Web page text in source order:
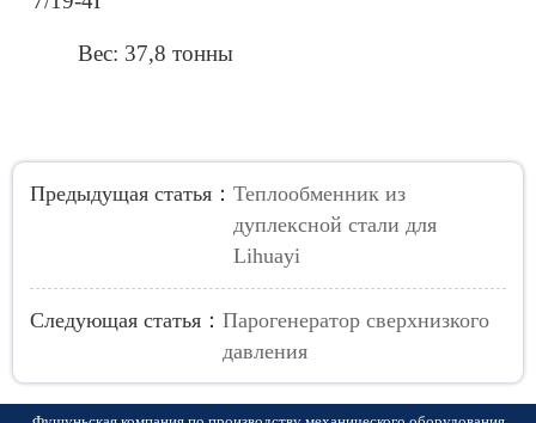
Вес: 37,8 тонны
Предыдущая статья： Теплообменник из
дуплексной стали для
Lihuayi
Следующая статья： Парогенератор сверхнизкого
давления